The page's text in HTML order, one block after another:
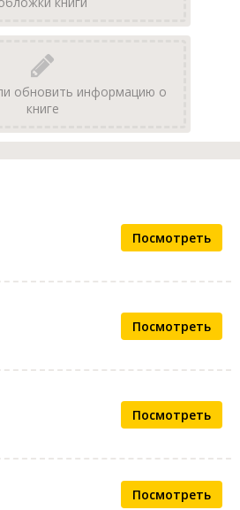
обновить информацию о
книге
Посмотреть
Посмотреть
Посмотреть
Посмотреть